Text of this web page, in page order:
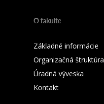
O fakulte
Základné informácie
Organizačná štruktúra
Úradná výveska
Kontakt